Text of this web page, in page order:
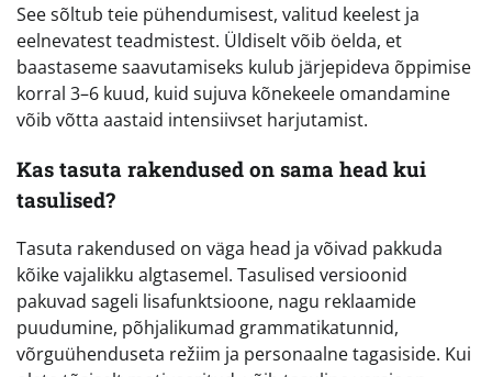
See sõltub teie pühendumisest, valitud keelest ja
eelnevatest teadmistest. Üldiselt võib öelda, et
baastaseme saavutamiseks kulub järjepideva õppimise
korral 3–6 kuud, kuid sujuva kõnekeele omandamine
võib võtta aastaid intensiivset harjutamist.
Kas tasuta rakendused on sama head kui
tasulised?
Tasuta rakendused on väga head ja võivad pakkuda
kõike vajalikku algtasemel. Tasulised versioonid
pakuvad sageli lisafunktsioone, nagu reklaamide
puudumine, põhjalikumad grammatikatunnid,
võrguühenduseta režiim ja personaalne tagasiside. Kui